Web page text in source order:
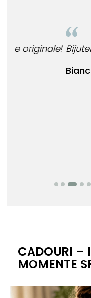
Bianca Manea-
Bijuteria
CADOURI –
MOMENTE